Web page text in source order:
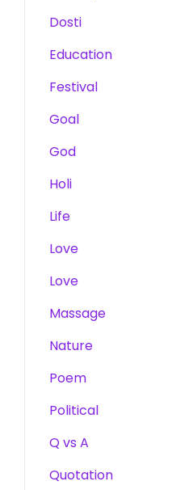
Dosti
Education
Festival
Goal
God
Holi
Life
Love
Love
Massage
Nature
Poem
Political
Q vs A
Quotation